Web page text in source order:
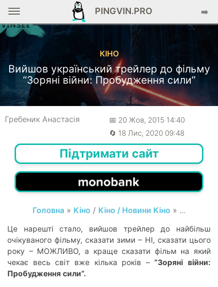
PINGVIN.PRO ➡️
КІНО
Вийшов український трейлер до фільму
“Зоряні війни: Пробудження сили”
Гребеник Анастасія
📅 20 Жов, 2015 14:40
🔄 18 Лис, 2020 09:48
Підтримати сайт
Головна » Кіно / Кіно / Новини Кіно » ...
Це нарешті стало, вийшов трейлер до найбільш
очікуваного фільму, сказати зими – НІ, сказати цього
року – МОЖЛИВО, а краще сказати фільм на який
чекає весь світ вже кілька років –“Зоряні війни:
Пробудження сили”.